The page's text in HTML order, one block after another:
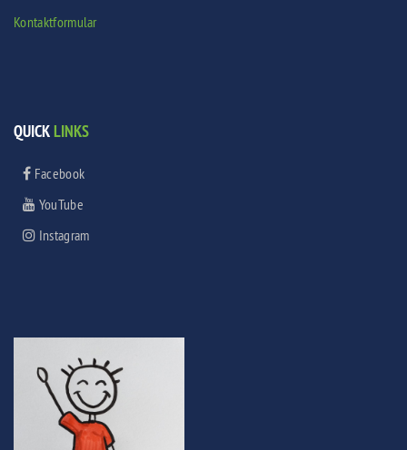
Kontaktformular
QUICKLINKS
Facebook
YouTube
Instagram